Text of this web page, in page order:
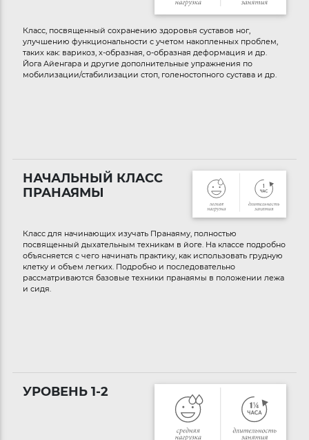
Класс, посвященный сохранению здоровья суставов ног,
улучшению функциональности с учетом накопленных проблем,
таких как: варикоз, x-образная, о-образная деформация и др.
Йога Айенгара и другие дополнительные упражнения по
мобилизации/стабилизации стоп, голеностопного сустава и др.
НАЧАЛЬНЫЙ КЛАСС
ПРАНАЯМЫ
Класс для начинающих изучать Пранаяму, полностью
посвященный дыхательным техникам в йоге. На классе подробно
объясняется с чего начинать практику, как использовать грудную
клетку и объем легких. Подробно и последовательно
рассматриваются базовые техники пранаямы в положении лежа
и сидя.
УРОВЕНЬ 1-2